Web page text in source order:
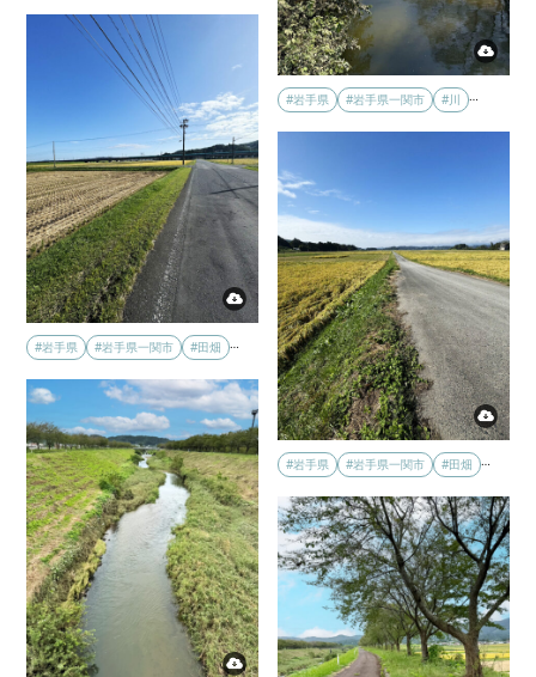
#岩手県 #岩手県一関市 #川 …
#岩手県 #岩手県一関市 #田畑
#岩手県 #岩手県一関市 #田畑 …